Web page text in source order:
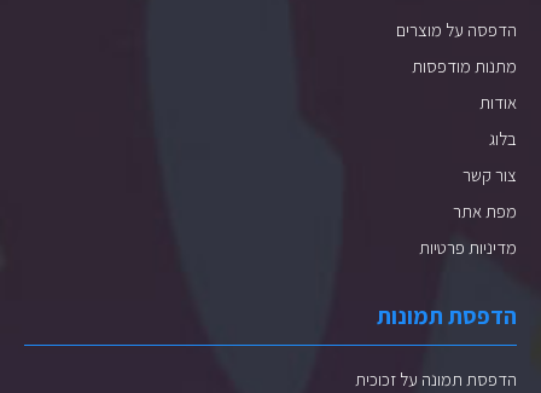
הדפסה על מוצרים
מתנות מודפסות
אודות
בלוג
צור קשר
מפת אתר
מדיניות פרטיות
הדפסת תמונות
הדפסת תמונה על זכוכית